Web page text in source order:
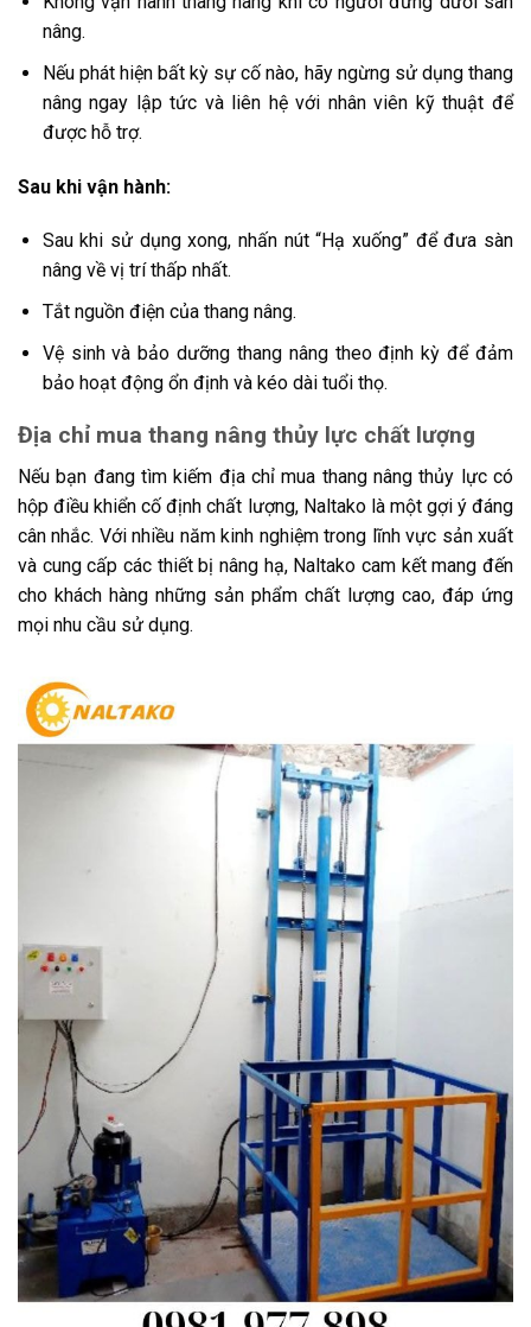
nâng.
Nếu phát hiện bất kỳ sự cố nào, hãy ngừng sử dụng thang
nâng ngay lập tức và liên hệ với nhân viên kỹ thuật để
được hỗ trợ.
Sau khi vận hành:
Sau khi sử dụng xong, nhấn nút “Hạ xuống” để đưa sàn
nâng về vị trí thấp nhất.
Tắt nguồn điện của thang nâng.
Vệ sinh và bảo dưỡng thang nâng theo định kỳ để đảm
bảo hoạt động ổn định và kéo dài tuổi thọ.
Địa chỉ mua thang nâng thủy lực chất lượng
Nếu bạn đang tìm kiếm địa chỉ mua thang nâng thủy lực có
hộp điều khiển cố định chất lượng, Naltako là một gợi ý đáng
cân nhắc. Với nhiều năm kinh nghiệm trong lĩnh vực sản xuất
và cung cấp các thiết bị nâng hạ, Naltako cam kết mang đến
cho khách hàng những sản phẩm chất lượng cao, đáp ứng
mọi nhu cầu sử dụng.